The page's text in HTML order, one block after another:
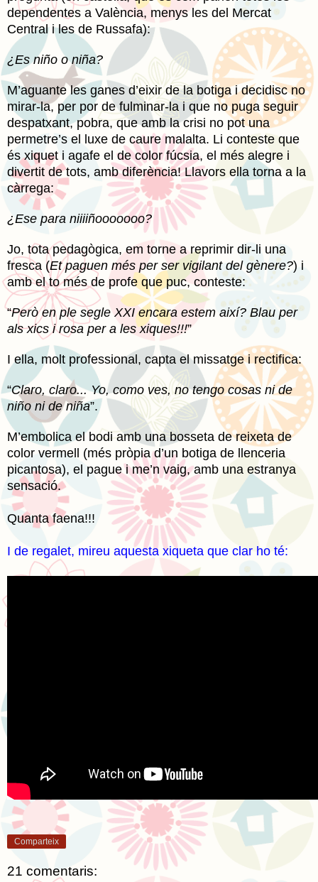
dependentes a València, menys les del Mercat
Central i les de Russafa):
¿Es niño o niña?
M’aguante les ganes d’eixir de la botiga i decidisc no
mirar-la, per por de fulminar-la i que no puga seguir
despatxant, pobra, que amb la crisi no pot una
permetre’s el luxe de caure malalta. Li conteste que
és xiquet i agafe el de color fúcsia, el més alegre i
divertit de tots, amb diferència! Llavors ella torna a la
càrrega:
¿Ese para niiiiñooooooo?
Jo, tota pedagògica, em torne a reprimir dir-li una
fresca (Et paguen més per ser vigilant del gènere?) i
amb el to més de profe que puc, conteste:
“Però en ple segle XXI encara estem així? Blau per
als xics i rosa per a les xiques!!!”
I ella, molt professional, capta el missatge i rectifica:
“Claro, claro... Yo, como ves, no tengo cosas ni de
niño ni de niña”.
M’embolica el bodi amb una bosseta de reixeta de
color vermell (més pròpia d’un botiga de llenceria
picantosa), el pague i me’n vaig, amb una estranya
sensació.
Quanta faena!!!
I de regalet, mireu aquesta xiqueta que clar ho té:
Comparteix
21 comentaris: